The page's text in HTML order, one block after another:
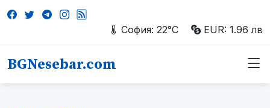
София: 22°C EUR: 1.96 лв
BGNesebar.com